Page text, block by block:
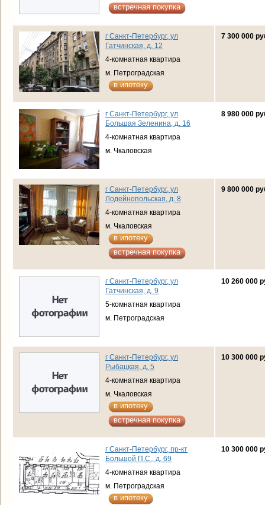
встречная покупка
г Санкт-Петербург, ул
Гатчинская, д. 12
4-комнатная квартира
м. Петроградская
в ипотеку
7 300 000
г Санкт-Петербург, ул
Большая Зеленина, д. 16
4-комнатная квартира
м. Чкаловская
8 980 000
г Санкт-Петербург, ул
Лодейнопольская, д. 8
4-комнатная квартира
м. Чкаловская
в ипотеку
встречная покупка
9 800 000
г Санкт-Петербург, ул
Гатчинская, д. 9
5-комнатная квартира
м. Петроградская
10 260 000
г Санкт-Петербург, ул
Рыбацкая, д. 5
4-комнатная квартира
м. Чкаловская
в ипотеку
встречная покупка
10 300 000
г Санкт-Петербург, пр-кт
Большой П.С., д. 69
4-комнатная квартира
м. Петроградская
в ипотеку
10 300 000